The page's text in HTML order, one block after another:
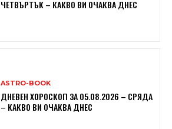
ЧЕТВЪРТЪК – КАКВО ВИ ОЧАКВА ДНЕС
ASTRO-BOOK
ДНЕВЕН ХОРОСКОП ЗА 05.08.2026 – СРЯДА
– КАКВО ВИ ОЧАКВА ДНЕС